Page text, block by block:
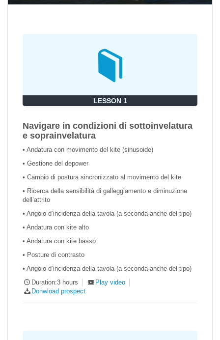
LESSON 1
Navigare in condizioni di sottoinvelatura
e soprainvelatura
• Andatura con movimento del kite (sinusoide)
• Gestione del depower
• Cambio di postura sincronizzato al movimento del kite
• Ricerca della sensibilità di galleggiamento e diminuzione
dell’attrito
• Angolo d’incidenza della tavola (a seconda anche del tipo)
• Andatura con kite alto
• Andatura con kite basso
• Posture di contrasto
• Angolo d’incidenza della tavola (a seconda anche del tipo)
Duration:3 hours
Play video
Donwload prospect